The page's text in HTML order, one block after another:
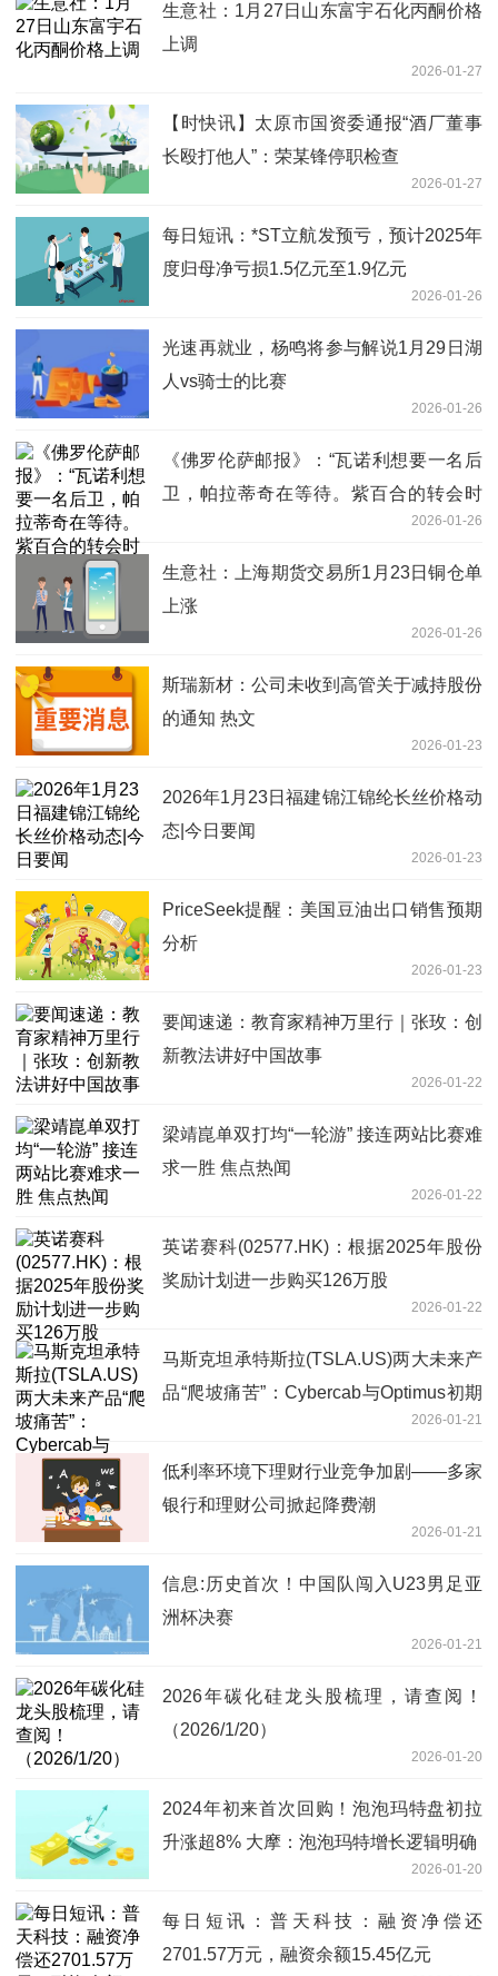
生意社：1月27日山东富宇石化丙酮价格
上调
2026-01-27
【时快讯】太原市国资委通报“酒厂董事
长殴打他人”：荣某锋停职检查
2026-01-27
每日短讯：*ST立航发预亏，预计2025年
度归母净亏损1.5亿元至1.9亿元
2026-01-26
光速再就业，杨鸣将参与解说1月29日湖
人vs骑士的比赛
2026-01-26
《佛罗伦萨邮报》：“瓦诺利想要一名后
卫，帕拉蒂奇在等待。紫百合的转会时
2026-01-26
生意社：上海期货交易所1月23日铜仓单
上涨
2026-01-26
斯瑞新材：公司未收到高管关于减持股份
的通知 热文
2026-01-23
2026年1月23日福建锦江锦纶长丝价格动
态|今日要闻
2026-01-23
PriceSeek提醒：美国豆油出口销售预期
分析
2026-01-23
要闻速递：教育家精神万里行｜张玫：创
新教法讲好中国故事
2026-01-22
梁靖崑单双打均“一轮游” 接连两站比赛难
求一胜 焦点热闻
2026-01-22
英诺赛科(02577.HK)：根据2025年股份
奖励计划进一步购买126万股
2026-01-22
马斯克坦承特斯拉(TSLA.US)两大未来产
品“爬坡痛苦”：Cybercab与Optimus初期
2026-01-21
低利率环境下理财行业竞争加剧——多家
银行和理财公司掀起降费潮
2026-01-21
信息:历史首次！中国队闯入U23男足亚
洲杯决赛
2026-01-21
2026年碳化硅龙头股梳理，请查阅！
（2026/1/20）
2026-01-20
2024年初来首次回购！泡泡玛特盘初拉
升涨超8% 大摩：泡泡玛特增长逻辑明确
2026-01-20
每日短讯：普天科技：融资净偿还
2701.57万元，融资余额15.45亿元